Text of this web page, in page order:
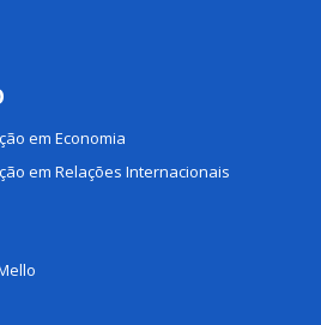
em Economia
em Relações Internacionais